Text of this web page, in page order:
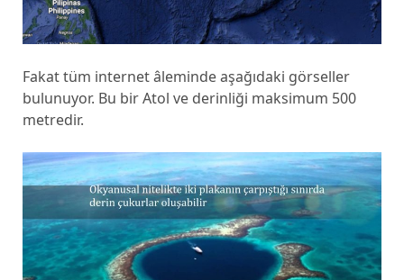
Fakat tüm internet âleminde aşağıdaki görseller
bulunuyor. Bu bir Atol ve derinliği maksimum 500
metredir.